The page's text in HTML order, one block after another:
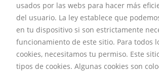
usados por las webs para hacer más
del usuario. La ley establece que
en tu dispositivo si son estrictamente
funcionamiento de este sitio. Para todos
cookies, necesitamos tu permiso. Este
tipos de cookies. Algunas cookies son